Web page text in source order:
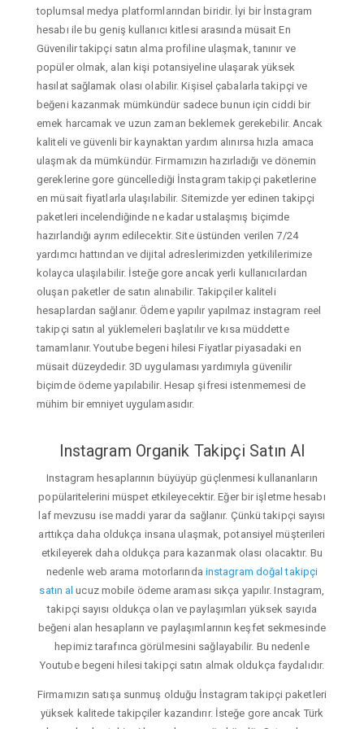
toplumsal medya platformlarından biridir. İyi bir İnstagram
hesabı ile bu geniş kullanıcı kitlesi arasında müsait En
Güvenilir takipçi satın alma profiline ulaşmak, tanınır ve
popüler olmak, alan kişi potansiyeline ulaşarak yüksek
hasılat sağlamak olası olabilir. Kişisel çabalarla takipçi ve
beğeni kazanmak mümkündür sadece bunun için ciddi bir
emek harcamak ve uzun zaman beklemek gerekebilir. Ancak
kaliteli ve güvenli bir kaynaktan yardım alınırsa hızla amaca
ulaşmak da mümkündür. Firmamızın hazırladığı ve dönemin
gereklerine gore güncellediği İnstagram takipçi paketlerine
en müsait fiyatlarla ulaşılabilir. Sitemizde yer edinen takipçi
paketleri incelendiğinde ne kadar ustalaşmış biçimde
hazırlandığı ayrım edilecektir. Site üstünden verilen 7/24
yardımcı hattından ve dijital adreslerimizden yetkililerimize
kolayca ulaşılabilir. İsteğe gore ancak yerli kullanıcılardan
oluşan paketler de satın alınabilir. Takipçiler kaliteli
hesaplardan sağlanır. Ödeme yapılır yapılmaz instagram reel
takipçi satın al yüklemeleri başlatılır ve kısa müddette
tamamlanır. Youtube begeni hilesi Fiyatlar piyasadaki en
müsait düzeydedir. 3D uygulaması yardımıyla güvenilir
biçimde ödeme yapılabilir. Hesap şifresi istenmemesi de
mühim bir emniyet uygulamasıdır.
Instagram Organik Takipçi Satın Al
Instagram hesaplarının büyüyüp güçlenmesi kullananların
popülaritelerini müspet etkileyecektir. Eğer bir işletme hesabı
laf mevzusu ise maddi yarar da sağlanır. Çünkü takipçi sayısı
arttıkça daha oldukça insana ulaşmak, potansiyel müşterileri
etkileyerek daha oldukça para kazanmak olası olacaktır. Bu
nedenle web arama motorlarında instagram doğal takipçi
satın al ucuz mobile ödeme araması sıkça yapılır. Instagram,
takipçi sayısı oldukça olan ve paylaşımları yüksek sayıda
beğeni alan hesapların ve paylaşımlarının keşfet sekmesinde
hepimiz tarafınca görülmesini sağlayabilir. Bu nedenle
Youtube begeni hilesi takipçi satın almak oldukça faydalıdır.
Firmamızın satışa sunmuş olduğu İnstagram takipçi paketleri
yüksek kalitede takipçiler kazandırır. İsteğe gore ancak Türk